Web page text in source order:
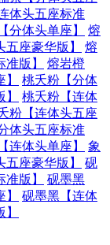
体头五座标准
分体头单座】
熔
座豪华版】
熔
版】
熔岩橙
桃夭粉【分体
桃夭粉【连体
粉【连体头五座
体头五座标准
连体头单座】
象
座豪华版】
砚
版】
砚墨黑
砚墨黑【连体